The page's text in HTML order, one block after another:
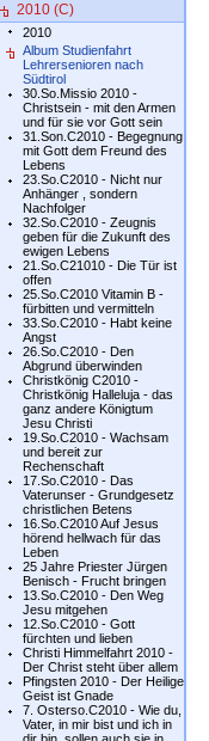
2010 (C)
2010
Album Studienfahrt
Lehrersenioren nach
Südtirol
30.So.Missio 2010 -
Christsein - mit den Armen
und für sie vor Gott sein
31.Son.C2010 - Begegnung
mit Gott dem Freund des
Lebens
23.So.C2010 - Nicht nur
Anhänger , sondern
Nachfolger
32.So.C2010 - Zeugnis
geben für die Zukunft des
ewigen Lebens
21.So.C21010 - Die Tür ist
offen
25.So.C2010 Vitamin B -
fürbitten und vermitteln
33.So.C2010 - Habt keine
Angst
26.So.C2010 - Den
Abgrund überwinden
Christkönig C2010 -
Christkönig Halleluja - das
ganz andere Königtum
Jesu Christi
19.So.C2010 - Wachsam
und bereit zur
Rechenschaft
17.So.C2010 - Das
Vaterunser - Grundgesetz
christlichen Betens
16.So.C2010 Auf Jesus
hörend hellwach für das
Leben
25 Jahre Priester Jürgen
Benisch - Frucht bringen
13.So.C2010 - Den Weg
Jesu mitgehen
12.So.C2010 - Gott
fürchten und lieben
Christi Himmelfahrt 2010 -
Der Christ steht über allem
Pfingsten 2010 - Der Heilige
Geist ist Gnade
7. Osterso.C2010 - Wie du,
Vater, in mir bist und ich in